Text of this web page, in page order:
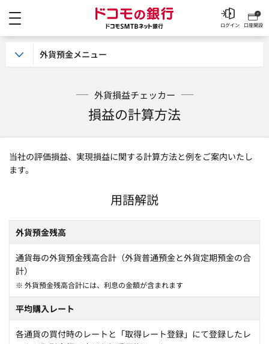
ドコモの銀行 ドコモ
口座開設
ログイン
外貨損益チェッカー
損益の計算方法
当社の評価損益、実現損益に関する計算方法と例をご案内いたし
ます。
用語解説
外貨預金残高
通貨毎の外貨預金残高合計（外貨普通預金と外貨定期預金の合
計）
※ 外貨預金残高合計には、利息の金額が含まれます
平均購入レート
各通貨の買付時のレートと「取得レート登録」にて登録したレ
外貨預金メニュー